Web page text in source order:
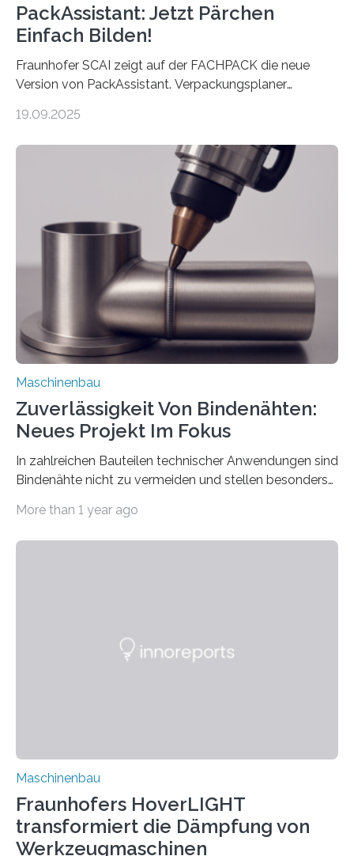
PackAssistant: Jetzt Pärchen
Einfach Bilden!
Fraunhofer SCAI zeigt auf der FACHPACK die neue
Version von PackAssistant. Verpackungsplaner
Automobil, Maschinenbau und in der Zulieferindustrie.
Teile als eine Einheit verpacken. Die Anordnung kann
der Benutzer vorgeben und erhält so mehr Kontrolle
über die Positionierung der Bauteile. Die ebenfalls neue
Automatisierungsschnittstelle dient dazu, die Software
besser in spezifische Unternehmensprozesse
einzubinden. Sankt Augustin – Zur Messe FACHPACK
vom 23. bis 25. September in Nürnberg…
19.09.2025
Maschinenbau
Zuverlässigkeit Von Bindenähten:
Neues Projekt Im Fokus
In zahlreichen Bauteilen technischer Anwendungen sind
Bindenähte nicht zu vermeiden und stellen besonders
Matrixmaterials eine große Herausforderung dar.
Durch den verstärkten Einsatz von Rezyklaten
More than 1 year ago
Maschinenbau
Fraunhofers HoverLIGHT
transformiert die Dämpfung von
Werkzeugmaschinen